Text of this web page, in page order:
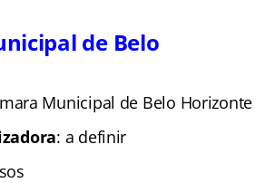
de Belo
Municipal de Belo Horizonte
: a definir